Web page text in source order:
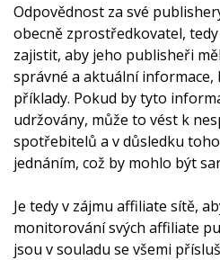
Odpovědnost za své
obecně zprostředkovatel,
zajistit, aby jeho publisheři
správné a aktuální
příklady. Pokud by tyto
udržovány, může to vést k
spotřebitelů a v důsledku
jednáním, což by mohlo být
Je tedy v zájmu affiliate sítě,
monitorování svých affiliate
jsou v souladu se všemi